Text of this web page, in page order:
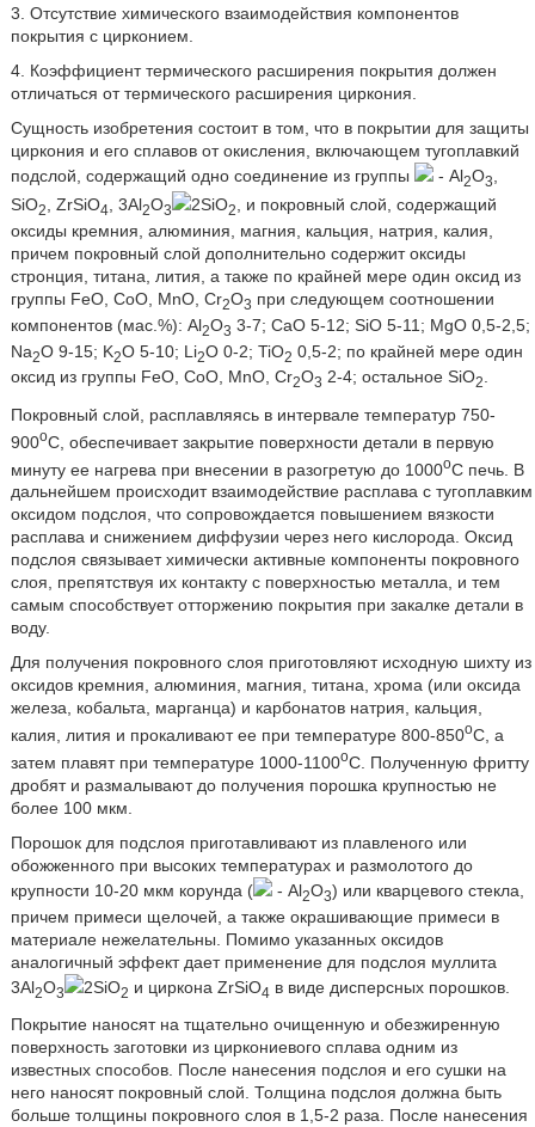
3. Отсутствие химического взаимодействия компонентов
покрытия с цирконием.
4. Коэффициент термического расширения покрытия должен
отличаться от термического расширения циркония.
Сущность изобретения состоит в том, что в покрытии для защиты
циркония и его сплавов от окисления, включающем тугоплавкий
подслой, содержащий одно соединение из группы
- Al2O3,
SiO2 , ZrSiO4 , 3Al2O3 2SiO2
, и покровный слой, содержащий
оксиды кремния, алюминия, магния, кальция, натрия, калия,
причем покровный слой дополнительно содержит оксиды
стронция, титана, лития, а также по крайней мере один оксид из
группы FeO, CoO, MnO, Cr2O3 при следующем соотношении
компонентов (мас.%): Al2O3 3-7; CaO 5-12; SiO 5-11; MgO 0,5-2,5;
Na2O 9-15; K2O 5-10; Li2O 0-2; TiO2 0,5-2; по крайней мере один
оксид из группы FeO, CoO, MnO, Cr2O3 2-4; остальное SiO2.
Покровный слой, расплавляясь в интервале температур 750-
900oC, обеспечивает закрытие поверхности детали в первую
минуту ее нагрева при внесении в разогретую до 1000oC печь. В
дальнейшем происходит взаимодействие расплава с тугоплавким
оксидом подслоя, что сопровождается повышением вязкости
расплава и снижением диффузии через него кислорода. Оксид
подслоя связывает химически активные компоненты покровного
слоя, препятствуя их контакту с поверхностью металла, и тем
самым способствует отторжению покрытия при закалке детали в
воду.
Для получения покровного слоя приготовляют исходную шихту из
оксидов кремния, алюминия, магния, титана, хрома (или оксида
железа, кобальта, марганца) и карбонатов натрия, кальция,
калия, лития и прокаливают ее при температуре 800-850oC, а
затем плавят при температуре 1000-1100oC. Полученную фритту
дробят и размалывают до получения порошка крупностью не
более 100 мкм.
Порошок для подслоя приготавливают из плавленого или
обожженного при высоких температурах и размолотого до
крупности 10-20 мкм корунда (
- Al2O3) или кварцевого стекла,
причем примеси щелочей, а также окрашивающие примеси в
материале нежелательны. Помимо указанных оксидов
аналогичный эффект дает применение для подслоя муллита
3Al2O3 2SiO2 и циркона ZrSiO4 в виде дисперсных порошков.
Покрытие наносят на тщательно очищенную и обезжиренную
поверхность заготовки из циркониевого сплава одним из
известных способов. После нанесения подслоя и его сушки на
него наносят покровный слой. Толщина подслоя должна быть
больше толщины покровного слоя в 1,5-2 раза. После нанесения